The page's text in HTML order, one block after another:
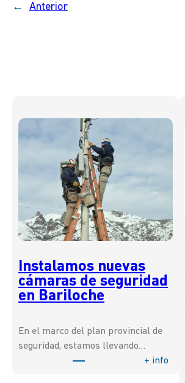
← Anterior
Instalamos nuevas
cámaras de seguridad
en Bariloche
En el marco del plan provincial de
seguridad, estamos llevando…
+ info: